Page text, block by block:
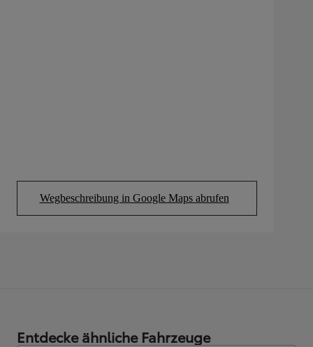
Wegbeschreibung in Google Maps abrufen
(Opens in new tab)
Entdecke ähnliche Fahrzeuge